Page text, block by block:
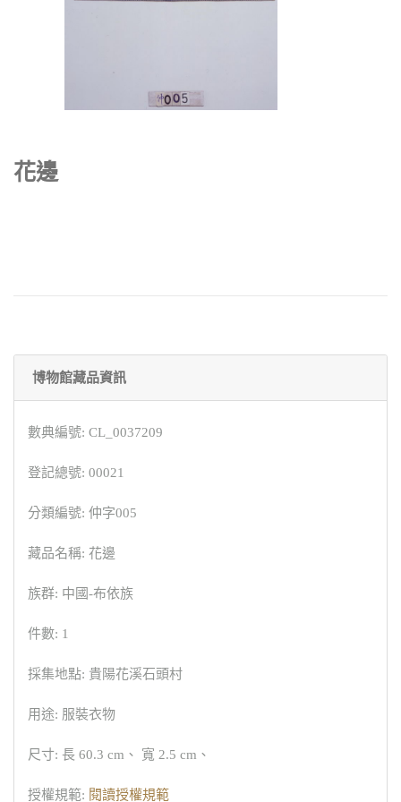
花邊
博物館藏品資訊
數典編號: CL_0037209
登記總號: 00021
分類編號: 仲字005
藏品名稱: 花邊
族群: 中國-布依族
件數: 1
採集地點: 貴陽花溪石頭村
用途: 服裝衣物
尺寸: 長 60.3 cm、 寬 2.5 cm、
授權規範: 閱讀授權規範